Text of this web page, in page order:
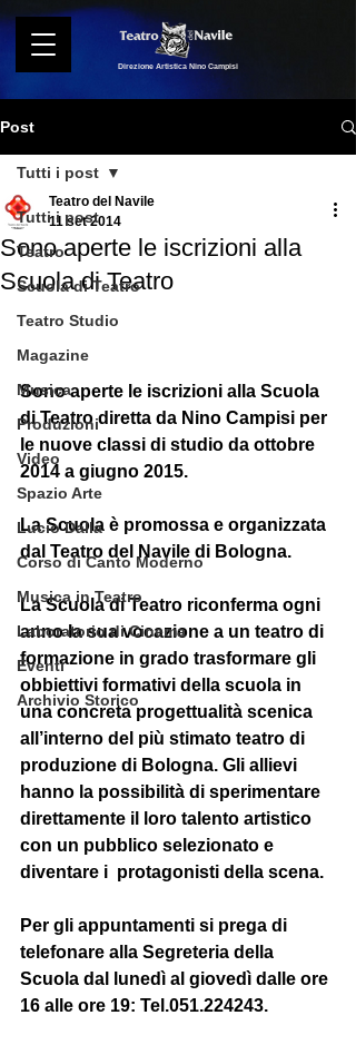
Direzione Artistica Nino Campisi
Post
Tutti i post
Teatro
Scuola di Teatro
Teatro Studio
Magazine
Musica
Produzioni
Video
Spazio Arte
Lucio Dalla
Corso di Canto Moderno
Musica in Teatro
Laboratorio di Cinema
Eventi
Archivio Storico
Tutti i post
Sono aperte le iscrizioni alla
Scuola di Teatro
Teatro del Navile
11 set 2014
Sono aperte le iscrizioni alla Scuola
di Teatro diretta da Nino Campisi per
le nuove classi di studio da ottobre
2014 a giugno 2015.
La Scuola è promossa e organizzata
dal Teatro del Navile di Bologna.
La Scuola di Teatro riconferma ogni
anno la sua vocazione a un teatro di
formazione in grado trasformare gli
obbiettivi formativi della scuola in
una concreta progettualità scenica
all’interno del più stimato teatro di
produzione di Bologna. Gli allievi
hanno la possibilità di sperimentare
direttamente il loro talento artistico
con un pubblico selezionato e
diventare i  protagonisti della scena.
Per gli appuntamenti si prega di
telefonare alla Segreteria della
Scuola dal lunedì al giovedì dalle ore
16 alle ore 19: Tel.051.224243.